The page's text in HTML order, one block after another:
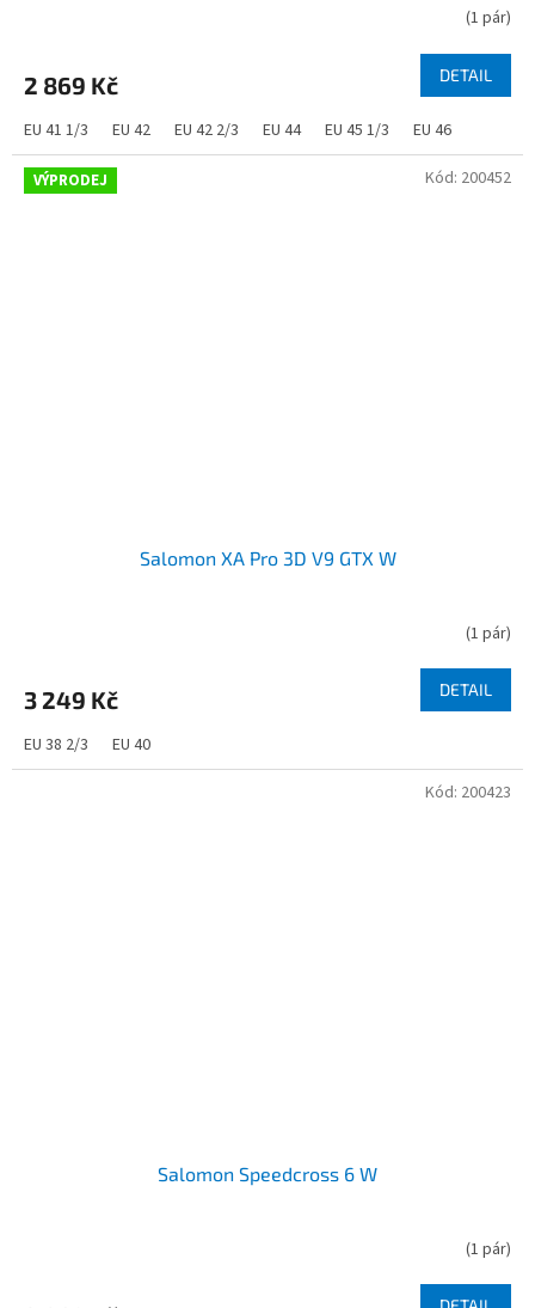
(1 pár)
2 869 Kč DETAIL
EU 41 1/3 EU 42 EU 42 2/3 EU 44 EU 45 1/3 EU 46
VÝPRODEJ
Salomon XA Pro 3D V9 GTX W
(1 pár)
3 249 Kč DETAIL
EU 38 2/3 EU 40
Kód: 200452
Salomon Speedcross 6 W
(1 pár)
Kód: 200423